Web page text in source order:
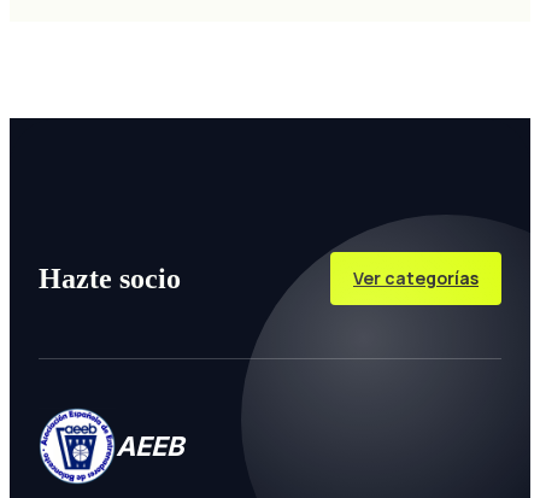
Hazte socio Ver categorías
AEEB